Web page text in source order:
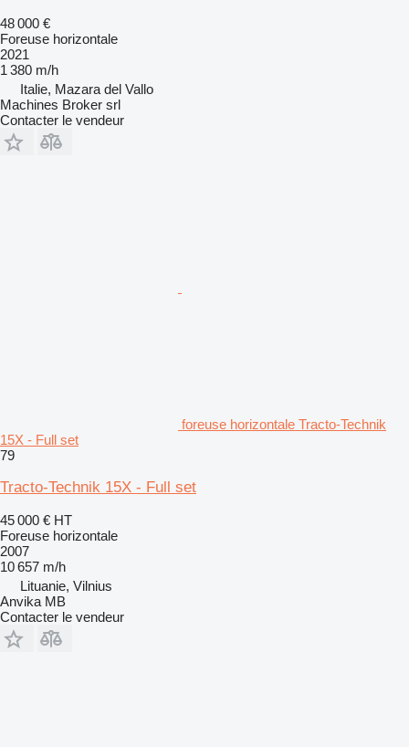
48 000 €
Foreuse horizontale
2021
1 380 m/h
Italie, Mazara del Vallo
Machines Broker srl
Contacter le vendeur
foreuse horizontale Tracto-Technik
15X - Full set
79
Tracto-Technik 15X - Full set
45 000 € HT
Foreuse horizontale
2007
10 657 m/h
Lituanie, Vilnius
Anvika MB
Contacter le vendeur